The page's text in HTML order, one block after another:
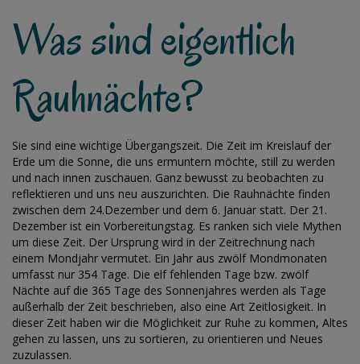
Was sind eigentlich
Rauhnächte?
Sie sind eine wichtige Übergangszeit. Die Zeit im Kreislauf der
Erde um die Sonne, die uns ermuntern möchte, still zu werden
und nach innen zuschauen. Ganz bewusst zu beobachten zu
reflektieren und uns neu auszurichten. Die Rauhnächte finden
zwischen dem 24.Dezember und dem 6. Januar statt. Der 21.
Dezember ist ein Vorbereitungstag. Es ranken sich viele Mythen
um diese Zeit. Der Ursprung wird in der Zeitrechnung nach
einem Mondjahr vermutet. Ein Jahr aus zwölf Mondmonaten
umfasst nur 354 Tage. Die elf fehlenden Tage bzw. zwölf
Nächte auf die 365 Tage des Sonnenjahres werden als Tage
außerhalb der Zeit beschrieben, also eine Art Zeitlosigkeit. In
dieser Zeit haben wir die Möglichkeit zur Ruhe zu kommen, Altes
gehen zu lassen, uns zu sortieren, zu orientieren und Neues
zuzulassen.